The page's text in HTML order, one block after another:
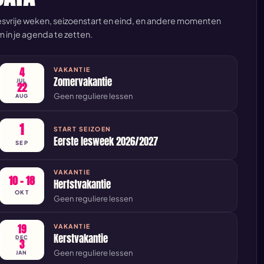
weken, seizoenstart en eind, en andere momenten
in je agenda te zetten.
4
JUL
22
AUG
VAKANTIE
Zomervakantie
Geen reguliere lessen
1
SEP
START SEIZOEN
Eerste lesweek 2026/2027
10 – 18
OKT
VAKANTIE
Herfstvakantie
Geen reguliere lessen
19
DEC
3
JAN
VAKANTIE
Kerstvakantie
Geen reguliere lessen